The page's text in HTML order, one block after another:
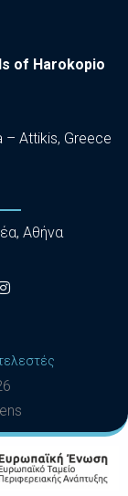
of Harokopio
– Attikis, Greece
Αθήνα